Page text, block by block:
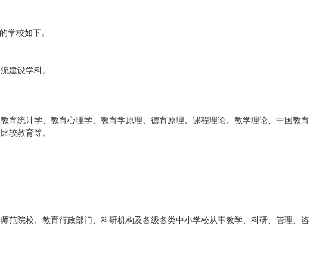
学校如下。
建设学科。
育统计学、教育心理学、教育学原理、德育原理、课程理论、教学理论、中国教育
较教育等。
范院校、教育行政部门、科研机构及各级各类中小学校从事教学、科研、管理、咨